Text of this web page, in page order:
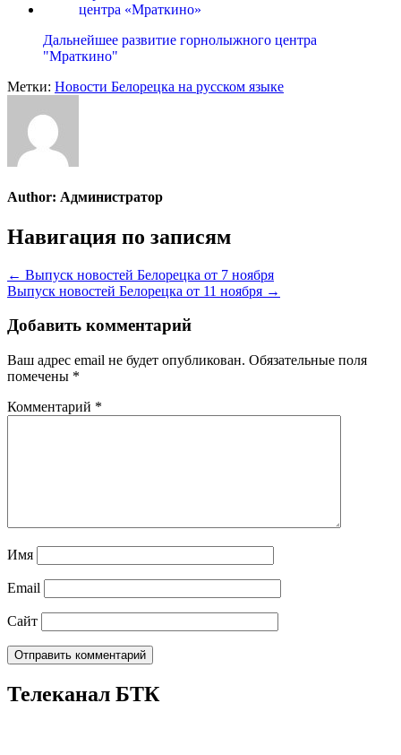
Дальнейшее развитие горнолыжного центра
"Мраткино"
Метки: Новости Белорецка на русском языке
Author: Администратор
Навигация по записям
← Выпуск новостей Белорецка от 7 ноября
Выпуск новостей Белорецка от 11 ноября →
Добавить комментарий
Ваш адрес email не будет опубликован. Обязательные поля
помечены *
Комментарий *
Имя
Email
Сайт
Телеканал БТК